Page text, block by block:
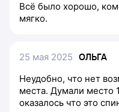
Всё было хорошо,
мягко.
25 мая 2025 ОЛЬГА
Неудобно, что нет
места. Думали место
оказалось что это